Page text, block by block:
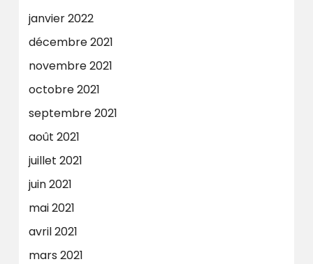
janvier 2022
décembre 2021
novembre 2021
octobre 2021
septembre 2021
août 2021
juillet 2021
juin 2021
mai 2021
avril 2021
mars 2021